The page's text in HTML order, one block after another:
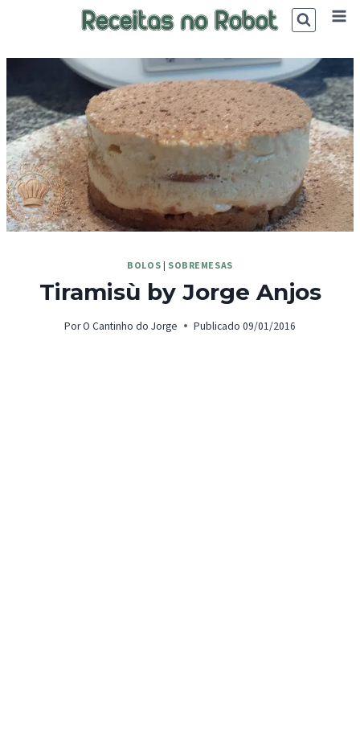
BOLOS | SOBREMESAS
Tiramisù by Jorge Anjos
PorO Cantinho do Jorge Publicado 09/01/2016